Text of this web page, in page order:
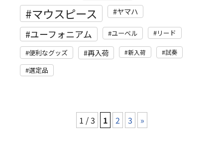
マウスピース ヤマハ
ユーフォニアム ユーベル リード
便利なグッズ 再入荷 新入荷 試奏
選定品
1 / 3 1 2 3 »